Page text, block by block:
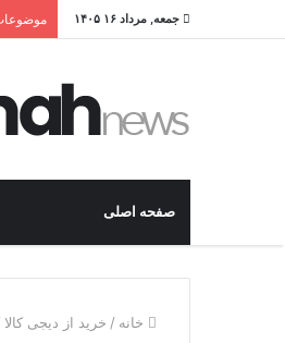
جمعه, مرداد ۱۶ ۱۴۰۵
صفحه اصلی
خانه / خرید از دیجی کالا